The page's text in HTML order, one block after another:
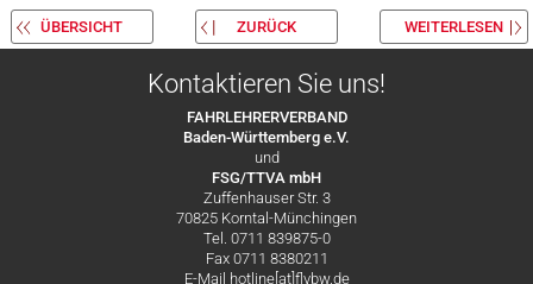
ÜBERSICHT ZURÜCK WEITERLESEN
Kontaktieren Sie uns!
FAHRLEHRERVERBAND
Baden-Württemberg e.V.
und
FSG/TTVA mbH
Zuffenhauser Str. 3
70825 Korntal-Münchingen
Tel. 0711 839875-0
Fax 0711 8380211
E-Mail hotline[at]flvbw.de